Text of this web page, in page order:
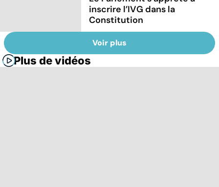
inscrire l’IVG dans la
Constitution
Voir plus
Plus de vidéos